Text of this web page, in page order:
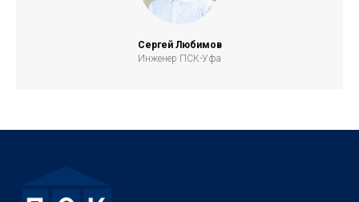
Сергей Любимов
Инженер ПСК-Уфа